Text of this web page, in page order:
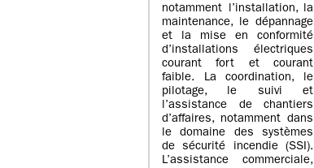
notamment l’installation, la
maintenance, le dépannage
et la mise en conformité
d’installations électriques
courant fort et courant
faible. La coordination, le
pilotage, le suivi et
l’assistance de chantiers
d’affaires, notamment dans
le domaine des systèmes
de sécurité incendie (SSI).
L’assistance commerciale,